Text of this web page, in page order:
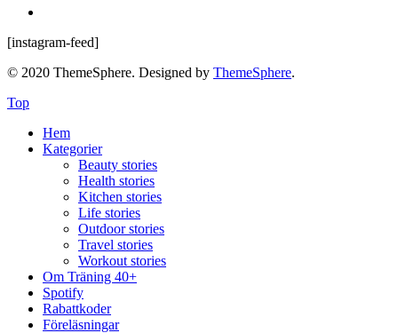
[instagram-feed]
© 2020 ThemeSphere. Designed by ThemeSphere.
Top
Hem
Kategorier
Beauty stories
Health stories
Kitchen stories
Life stories
Outdoor stories
Travel stories
Workout stories
Om Träning 40+
Spotify
Rabattkoder
Föreläsningar